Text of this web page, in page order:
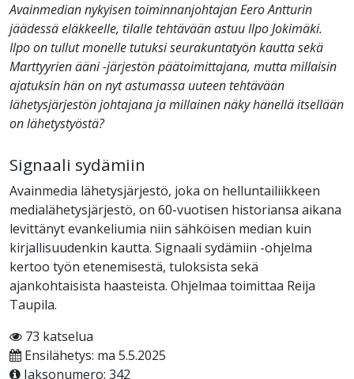
Avainmedian nykyisen toiminnanjohtajan Eero Antturin
jäädessä eläkkeelle, tilalle tehtävään astuu Ilpo Jokimäki.
Ilpo on tullut monelle tutuksi seurakuntatyön kautta sekä
Marttyyrien ääni -järjestön päätoimittajana, mutta millaisin
ajatuksin hän on nyt astumassa uuteen tehtävään
lähetysjärjestön johtajana ja millainen näky hänellä itsellään
on lähetystyöstä?
Signaali sydämiin
Avainmedia lähetysjärjestö, joka on helluntailiikkeen
medialähetysjärjestö, on 60-vuotisen historiansa aikana
levittänyt evankeliumia niin sähköisen median kuin
kirjallisuudenkin kautta. Signaali sydämiin -ohjelma
kertoo työn etenemisestä, tuloksista sekä
ajankohtaisista haasteista. Ohjelmaa toimittaa Reija
Taupila.
73 katselua
Ensilähetys: ma 5.5.2025
Jaksonumero: 342